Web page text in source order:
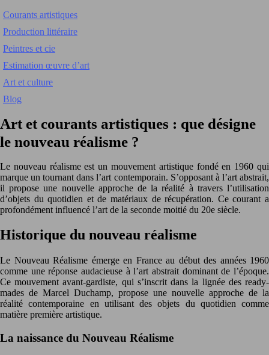
Courants artistiques
Production littéraire
Peintres et cie
Estimation œuvre d’art
Art et culture
Blog
Art et courants artistiques : que désigne
le nouveau réalisme ?
Le nouveau réalisme est un mouvement artistique fondé en 1960 qui
marque un tournant dans l’art contemporain. S’opposant à l’art abstrait,
il propose une nouvelle approche de la réalité à travers l’utilisation
d’objets du quotidien et de matériaux de récupération. Ce courant a
profondément influencé l’art de la seconde moitié du 20e siècle.
Historique du nouveau réalisme
Le Nouveau Réalisme émerge en France au début des années 1960
comme une réponse audacieuse à l’art abstrait dominant de l’époque.
Ce mouvement avant-gardiste, qui s’inscrit dans la lignée des ready-
mades de Marcel Duchamp, propose une nouvelle approche de la
réalité contemporaine en utilisant des objets du quotidien comme
matière première artistique.
La naissance du Nouveau Réalisme